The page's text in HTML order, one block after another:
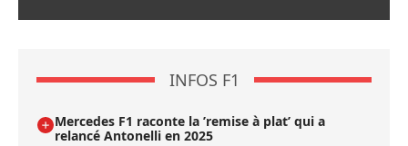
INFOS F1
Mercedes F1 raconte la ’remise à plat’ qui a
relancé Antonelli en 2025